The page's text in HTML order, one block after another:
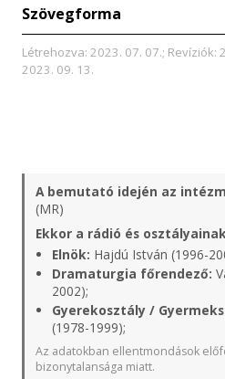
Szövegforma
Létrehozva: 2023. 07. 07.; Revíziók:
2023. 09. 13.
A bemutató idején az
(MR)
Ekkor a rádió és
Elnök: Hajdú István (1996-
Dramaturgia főrendező:
2002);
Gyerekosztály /
(1978-1999);
Az adatokban ellentmondások
bizonytalansága miatt.